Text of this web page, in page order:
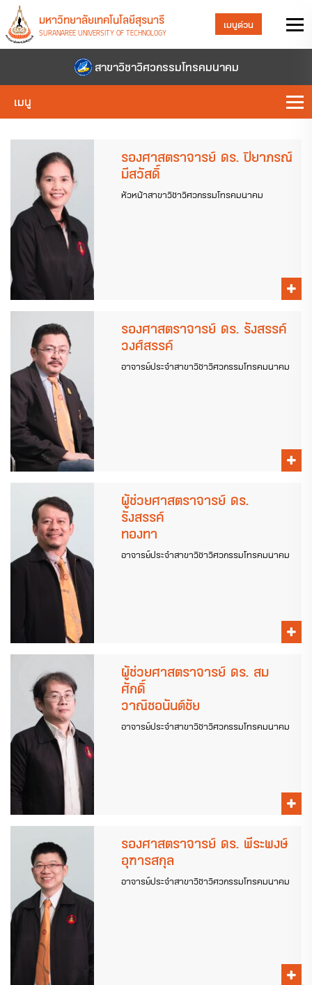
มหาวิทยาลัยเทคโนโลยีสุรนารี
SURANAREE UNIVERSITY OF TECHNOLOGY
เมนูด่วน
สาขาวิชาวิศวกรรมโทรคมนาคม
เมนู
รองศาสตราจารย์ ดร. ปิยาภรณ์
มีสวัสดิ์
หัวหน้าสาขาวิชาวิศวกรรมโทรคมนาคม
รองศาสตราจารย์ ดร. รังสรรค์
วงศ์สรรค์
อาจารย์ประจำสาขาวิชาวิศวกรรมโทรคมนาคม
ผู้ช่วยศาสตราจารย์ ดร.
รังสรรค์
ทองทา
อาจารย์ประจำสาขาวิชาวิศวกรรมโทรคมนาคม
ผู้ช่วยศาสตราจารย์ ดร. สม
ศักดิ์
วาณิชอนันต์ชัย
อาจารย์ประจำสาขาวิชาวิศวกรรมโทรคมนาคม
รองศาสตราจารย์ ดร. พีระพงษ์
อุฑารสกุล
อาจารย์ประจำสาขาวิชาวิศวกรรมโทรคมนาคม